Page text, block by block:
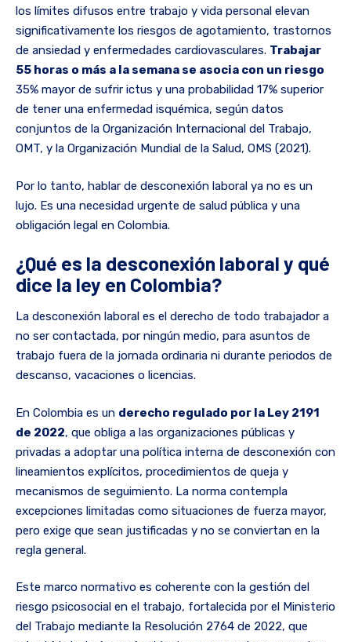
los límites difusos entre trabajo y vida personal elevan
significativamente los riesgos de agotamiento, trastornos
de ansiedad y enfermedades cardiovasculares. Trabajar
55 horas o más a la semana se asocia con un riesgo
35% mayor de sufrir ictus y una probabilidad 17% superior
de tener una enfermedad isquémica, según datos
conjuntos de la Organización Internacional del Trabajo,
OMT, y la Organización Mundial de la Salud, OMS (2021).
Por lo tanto, hablar de desconexión laboral ya no es un
lujo. Es una necesidad urgente de salud pública y una
obligación legal en Colombia.
¿Qué es la desconexión laboral y qué
dice la ley en Colombia?
La desconexión laboral es el derecho de todo trabajador a
no ser contactada, por ningún medio, para asuntos de
trabajo fuera de la jornada ordinaria ni durante periodos de
descanso, vacaciones o licencias.
En Colombia es un derecho regulado por la Ley 2191
de 2022, que obliga a las organizaciones públicas y
privadas a adoptar una política interna de desconexión con
lineamientos explícitos, procedimientos de queja y
mecanismos de seguimiento. La norma contempla
excepciones limitadas como situaciones de fuerza mayor,
pero exige que sean justificadas y no se conviertan en la
regla general.
Este marco normativo es coherente con la gestión del
riesgo psicosocial en el trabajo, fortalecida por el Ministerio
del Trabajo mediante la Resolución 2764 de 2022, que